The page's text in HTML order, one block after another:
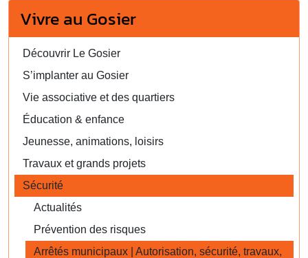
Vivre au Gosier
Découvrir Le Gosier
S’implanter au Gosier
Vie associative et des quartiers
Éducation & enfance
Jeunesse, animations, loisirs
Travaux et grands projets
Sécurité
Actualités
Prévention des risques
Arrêtés municipaux | Autorisation, sécurité, travaux,